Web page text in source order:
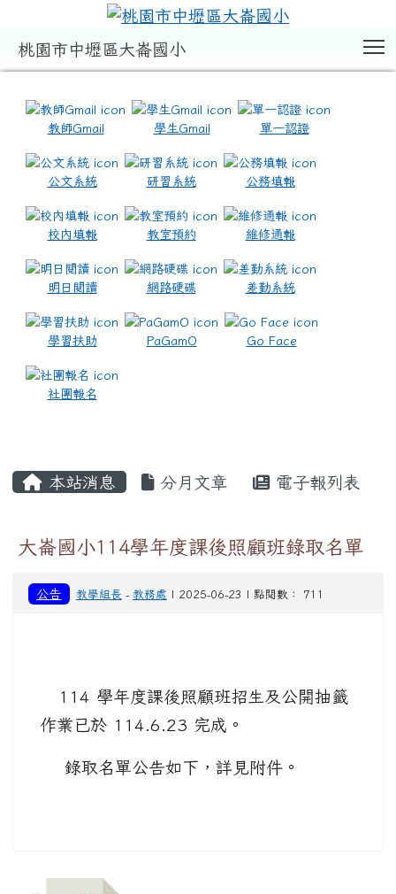
桃園市中壢區大崙國小
教師Gmail 學生Gmail 單一認證
公文系統 研習系統 公務填報
校內填報 教室預約 維修通報
明日閱讀 網路硬碟 差勤系統
學習扶助 PaGamO Go Face
社團報名
本站消息 分月文章 電子報列表
大崙國小114學年度課後照顧班錄取名單
公告 教學組長 - 教務處 | 2025-06-23 | 點閱數： 711
114 學年度課後照顧班招生及公開抽籤
作業已於 114.6.23 完成。
錄取名單公告如下，詳見附件。